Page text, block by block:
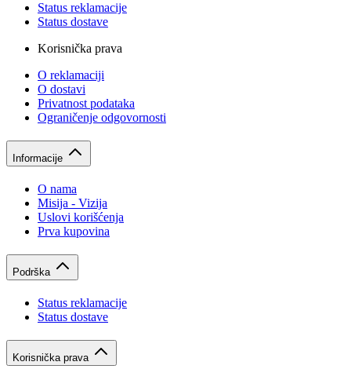
Status reklamacije
Status dostave
Korisnička prava
O reklamaciji
O dostavi
Privatnost podataka
Ograničenje odgovornosti
Informacije
O nama
Misija - Vizija
Uslovi korišćenja
Prva kupovina
Podrška
Status reklamacije
Status dostave
Korisnička prava